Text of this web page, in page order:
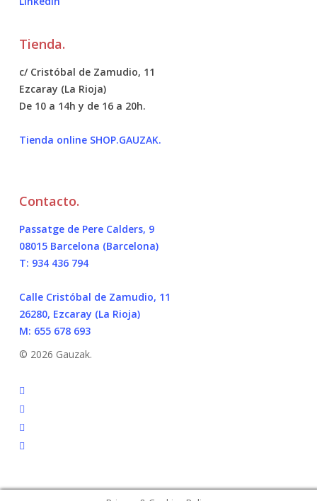
Tienda.
c/ Cristóbal de Zamudio, 11
Ezcaray (La Rioja)
De 10 a 14h y de 16 a 20h.
Tienda online SHOP.GAUZAK.
Contacto.
Passatge de Pere Calders, 9
08015 Barcelona (Barcelona)
T: 934 436 794
Calle Cristóbal de Zamudio, 11
26280, Ezcaray (La Rioja)
M: 655 678 693
© 2026 Gauzak.
linkedin
instagram
behance
whatsapp